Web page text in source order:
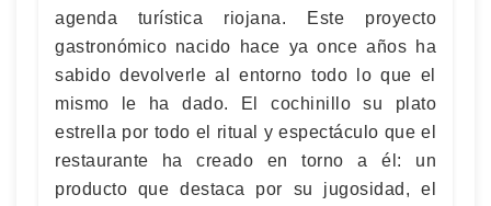
agenda turística riojana. Este proyecto
gastronómico nacido hace ya once años ha
sabido devolverle al entorno todo lo que el
mismo le ha dado. El cochinillo su plato
estrella por todo el ritual y espectáculo que el
restaurante ha creado en torno a él: un
producto que destaca por su jugosidad, el